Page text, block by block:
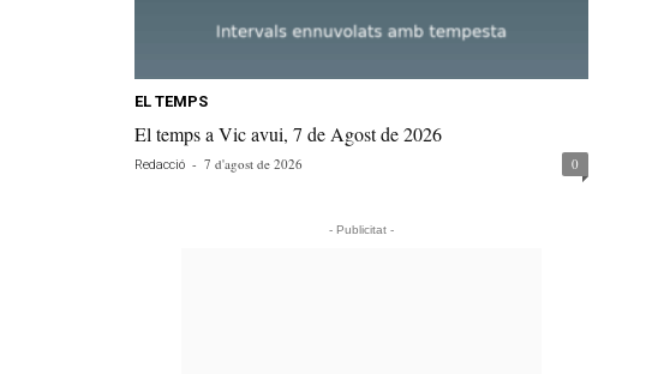
EL TEMPS
El temps a Vic avui, 7 de Agost de 2026
Redacció - 7 d'agost de 2026 0
- Publicitat -